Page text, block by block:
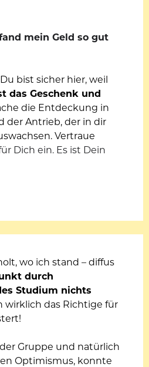
mein Geld so gut
bist sicher hier, weil
das Geschenk und
die Entdeckung in
der Antrieb, der in dir
Vertraue
Dich ein. Es ist Dein
wo ich stand – diffus
durch
Studium nichts
wirklich das Richtige für
Gruppe und natürlich
Optimismus, konnte